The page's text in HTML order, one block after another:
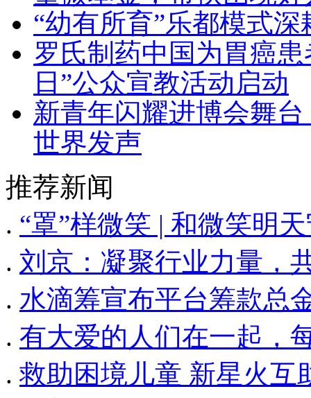
“幼有所育”乐都模式
罗氏制药中国为胃癌
日”公众宣教活动启动
新青年闪耀进博会舞
世界发声
推荐新闻
. “罩”样微笑 | 和微笑明
. 刘京：凝聚行业力量，
. 水滴筹宣布平台筹款总
. 有大爱的人们在一起
. 救助困境儿童 新星火互